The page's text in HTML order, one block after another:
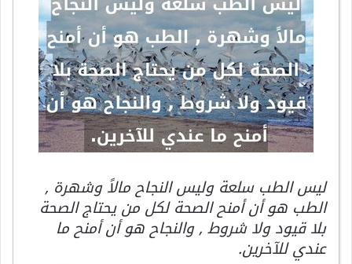
ليس الطب سلعة وليس النجاح مالاً وشهرة ,
الطب هو أن أمنح الصحة لكل من يحتاج الصحة
بلا قيود ولا شروط , والنجاح هو أن أمنح ما
عندي للآخرين.